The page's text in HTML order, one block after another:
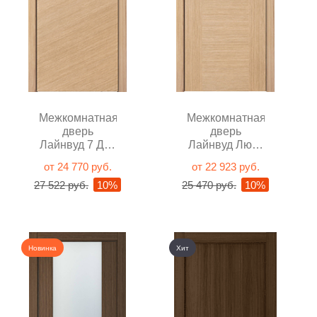
Межкомнатная
дверь
Лайнвуд 7 Дуб
глухая
от 24 770 руб.
27 522 руб.
10%
Межкомнатная
дверь
Лайнвуд Люкс
глухая
от 22 923 руб.
25 470 руб.
10%
Новинка Хит